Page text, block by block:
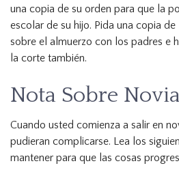
una copia de su orden para que la
escolar de su hijo. Pida una copia
sobre el almuerzo con los padres e
la corte también.
Nota Sobre
Cuando usted comienza a salir en
pudieran complicarse. Lea los
mantener para que las cosas